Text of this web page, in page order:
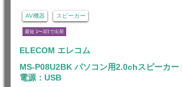
AV機器 スピーカー
最短 1〜3日で出荷
ELECOM エレコム
MS-P08U2BK パソコン用2.0chスピーカー
電源：USB